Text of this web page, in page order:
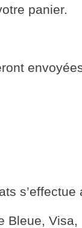
panier.
Bleue,